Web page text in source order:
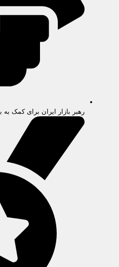
رهبر بازار ایران برای کمک به